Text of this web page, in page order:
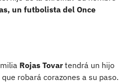
un futbolista del Once
Rojas Tovartendrá un hijo
robará corazones a su paso.